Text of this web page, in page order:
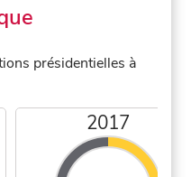
présidentielles à
2017